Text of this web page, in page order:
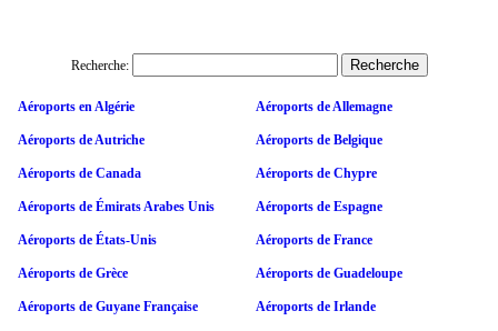
Recherche:
Aéroports en Algérie Aéroports de Allemagne
Aéroports de Autriche Aéroports de Belgique
Aéroports de Canada Aéroports de Chypre
Aéroports de Émirats Arabes Unis Aéroports de Espagne
Aéroports de États-Unis Aéroports de France
Aéroports de Grèce Aéroports de Guadeloupe
Aéroports de Guyane Française Aéroports de Irlande